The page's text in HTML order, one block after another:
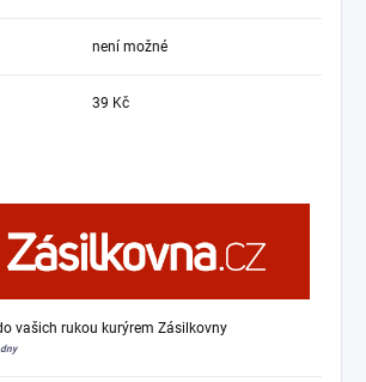
není možné
39 Kč
vašich rukou kurýrem Zásilkovny